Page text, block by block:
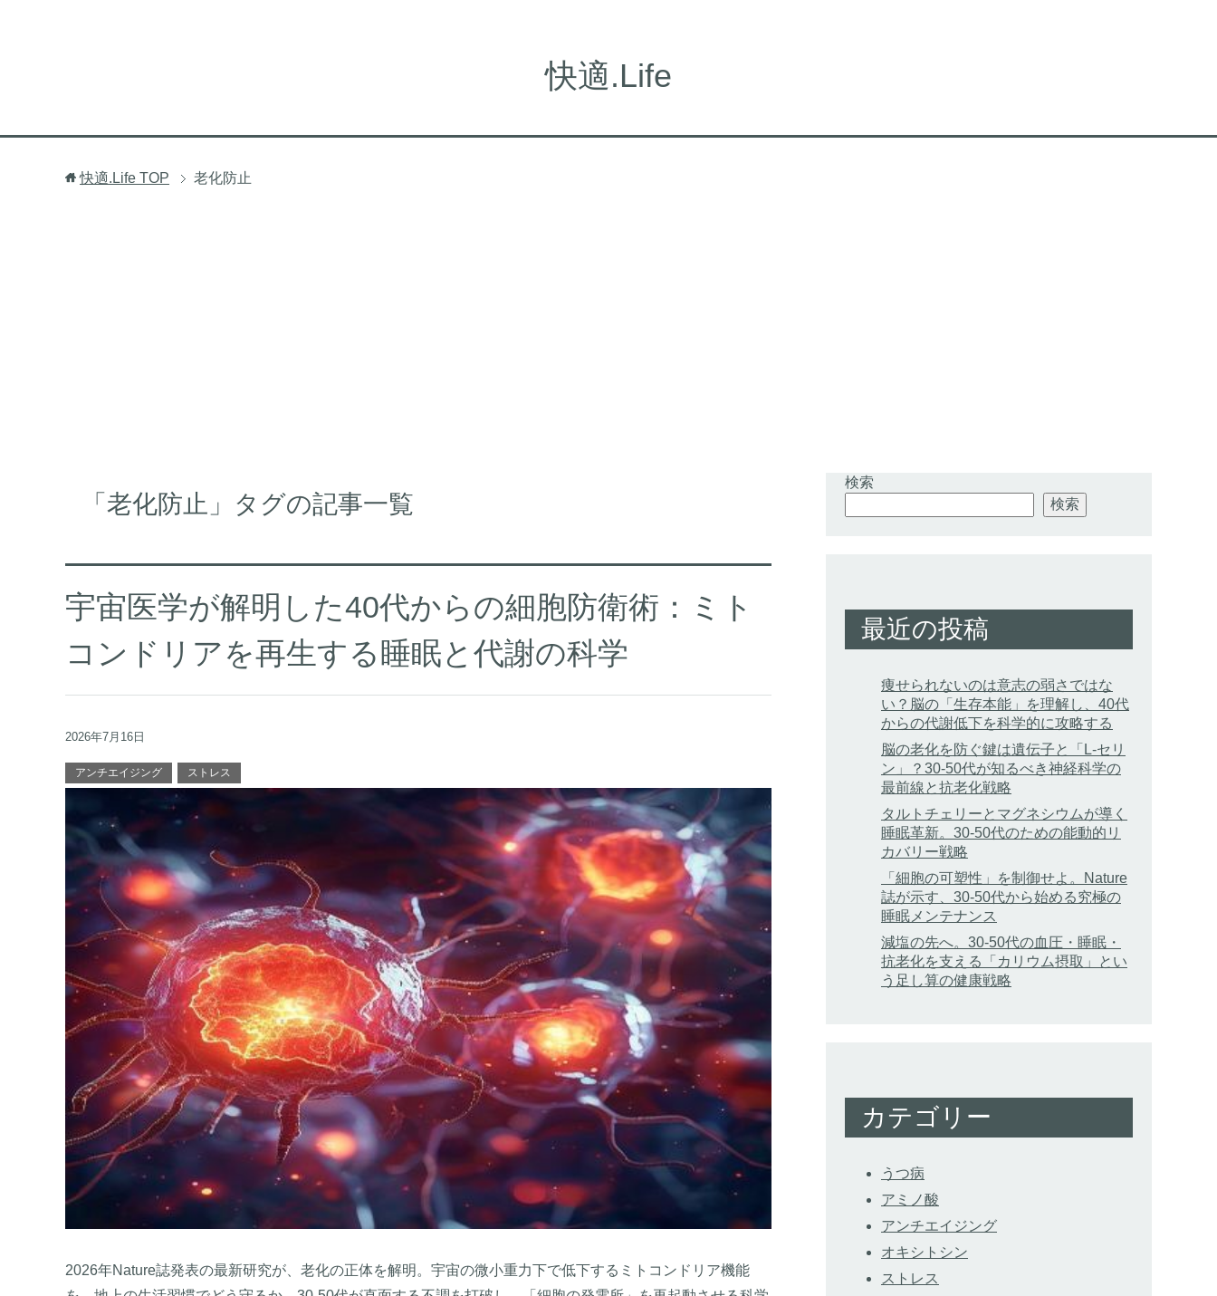
快適.Life
快適.Life TOP 老化防止
「老化防止」タグの記事一覧
宇宙医学が解明した40代からの細胞防衛術：ミト
コンドリアを再生する睡眠と代謝の科学
2026年7月16日
アンチエイジング ストレス
2026年Nature誌発表の最新研究が、老化の正体を解明。宇宙の微小重力下で低下するミトコンドリア機能
検索
検索
最近の投稿
痩せられないのは意志の弱さではな
い？脳の「生存本能」を理解し、40代
からの代謝低下を科学的に攻略する
脳の老化を防ぐ鍵は遺伝子と「L-セリ
ン」？30-50代が知るべき神経科学の
最前線と抗老化戦略
タルトチェリーとマグネシウムが導く
睡眠革新。30-50代のための能動的リ
カバリー戦略
「細胞の可塑性」を制御せよ。Nature
誌が示す、30-50代から始める究極の
睡眠メンテナンス
減塩の先へ。30-50代の血圧・睡眠・
抗老化を支える「カリウム摂取」とい
う足し算の健康戦略
カテゴリー
うつ病
アミノ酸
アンチエイジング
オキシトシン
ストレス